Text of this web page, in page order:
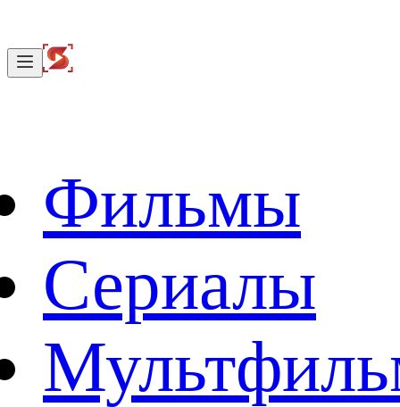
Фильмы
Сериалы